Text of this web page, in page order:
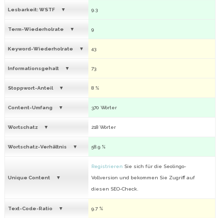
Lesbarkeit: WSTF 9.3
Term-Wiederholrate 9
Keyword-Wiederholrate 43
Informationsgehalt 73
Stoppwort-Anteil 8 %
Content-Umfang 370 Wörter
Wortschatz 218 Wörter
Wortschatz-Verhältnis 58.9 %
Unique Content
Registrieren Sie sich für die Seolingo-
Vollversion und bekommen Sie Zugriff auf
diesen SEO-Check.
Text-Code-Ratio 9.7 %